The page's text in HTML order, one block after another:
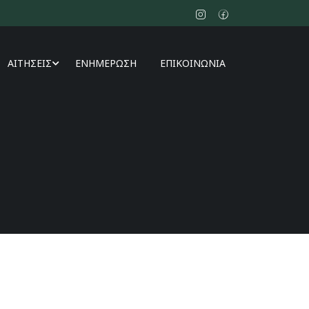
ΑΙΤΗΣΕΙΣ ΕΝΗΜΕΡΩΣΗ ΕΠΙΚΟΙΝΩΝΙΑ